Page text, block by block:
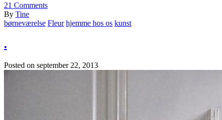
21 Comments
By Tine
børneværelse Fleur hjemme hos os kunst
.
Posted on september 22, 2013